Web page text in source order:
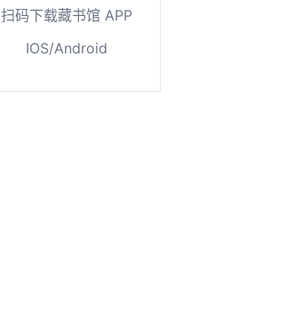
扫码下载藏书馆 APP
IOS/Android